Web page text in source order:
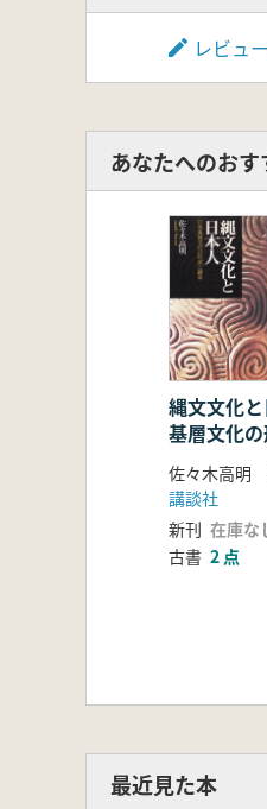
レビュ
あなたへのおす
縄文文化
基層文化
佐々木高明
講談社
新刊 在庫な
古書 2 点
最近見た本